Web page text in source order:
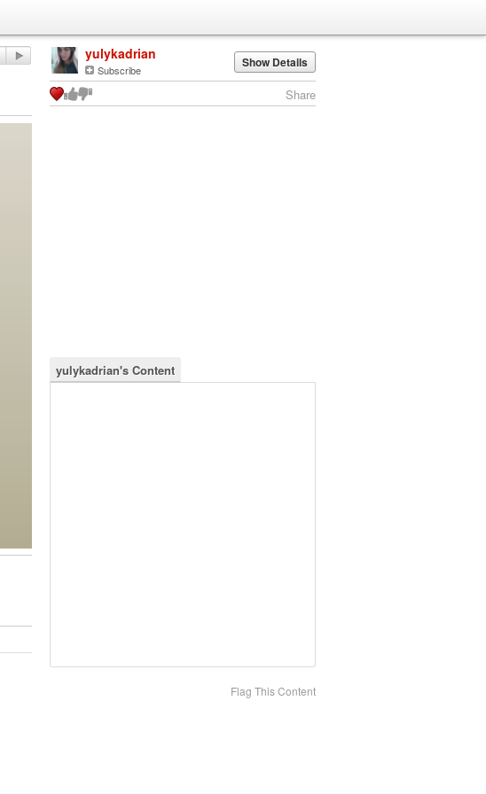
yulykadrian
Subscribe Show Details
Share
yulykadrian's Content
Flag This Content